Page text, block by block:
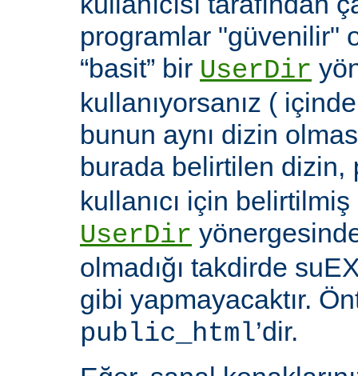
programlar "güvenilir"
“basit” bir UserDir
kullanıyorsanız (
bunun aynı dizin
burada belirtilen dizin,
kullanıcı için
UserDir
olmadığı takdirde
gibi yapmayacaktır.
public_html’dir.